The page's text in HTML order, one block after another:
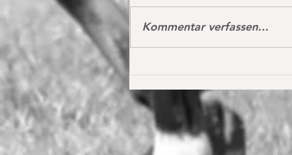
1,40 m in der Youngster Tour
platziert 🔝
Kommentar verfassen...